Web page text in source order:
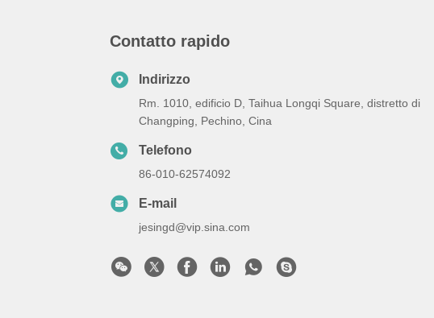
Contatto rapido
Indirizzo
Rm. 1010, edificio D, Taihua Longqi Square, distretto di
Changping, Pechino, Cina
Telefono
86-010-62574092
E-mail
jesingd@vip.sina.com